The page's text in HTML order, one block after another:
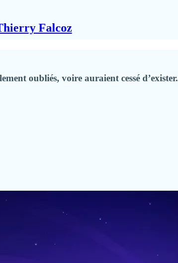
Falcoz
oubliés, voire auraient cessé d’exister.